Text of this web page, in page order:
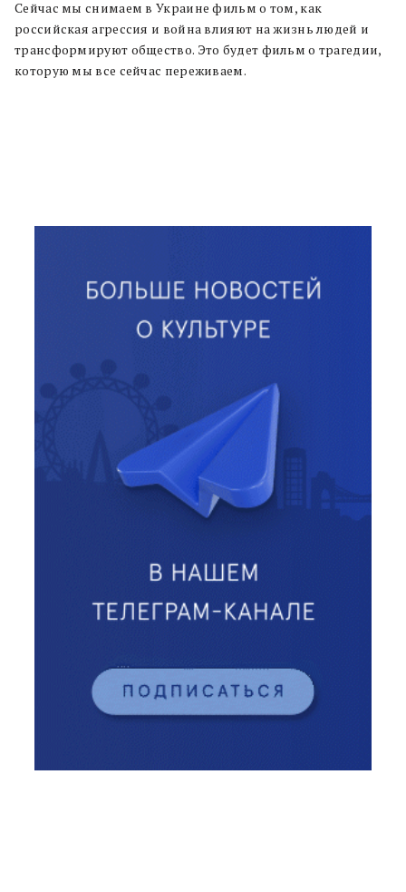
Сейчас мы снимаем в Украине фильм о том, как
российская агрессия и война влияют на жизнь людей и
трансформируют общество. Это будет фильм о трагедии,
которую мы все сейчас переживаем.